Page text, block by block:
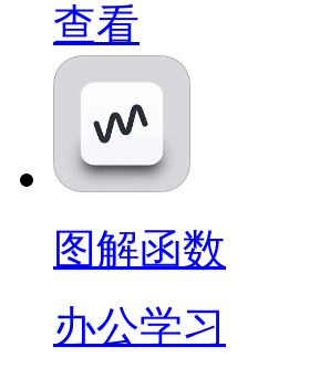
查看
图解函数
办公学习